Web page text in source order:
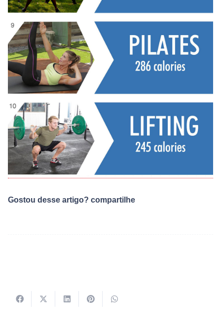
Gostou desse artigo? compartilhe